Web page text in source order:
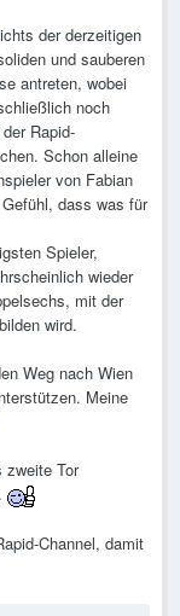
der derzeitigen
und sauberen
antreten, wobei
noch
Rapid-
Schon alleine
von Fabian
dass was für
Spieler,
wieder
mit der
wird.
Weg nach Wien
Meine
zweite Tor
Channel, damit